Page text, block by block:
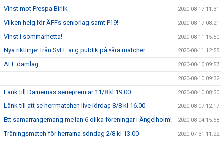
Vinst mot Prespa Birlik 2020-08-17 11:31
Vilken helg för ÄFFs seniorlag samt P19! 2020-08-17 08:21
Vinst i sommarhetta! 2020-08-11 15:50
Nya riktlinjer från SvFF ang publik på våra matcher 2020-08-11 12:55
ÄFF damlag 2020-08-10 09:57
2020-08-10 09:32
Länk till Damernas seriepremiär 11/8 kl 19.00 2020-08-10 08:30
Länk till att se herrmatchen live lördag 8/8 kl 16.00 2020-08-07 12:17
Ett samarrangemang mellan 6 olika föreningar i Ängelholm! 2020-08-04 15:58
Träningsmatch för herrarna söndag 2/8 kl 13.00 2020-07-31 11:22